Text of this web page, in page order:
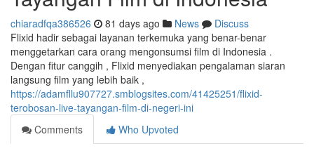
chiaradfqa386526 81 days ago News
Discuss
Flixid hadir sebagai layanan terkemuka yang benar-benar
menggetarkan cara orang mengonsumsi film di Indonesia .
Dengan fitur canggih , Flixid menyediakan pengalaman siaran
langsung film yang lebih baik ,
https://adamfllu907727.smblogsites.com/41425251/flixid-
terobosan-live-tayangan-film-di-negeri-ini
Comments
Who Upvoted